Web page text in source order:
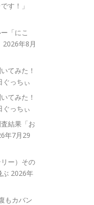
す！」
「にこ
2026年8月
てみた！
ぐっちぃ
てみた！
ぐっちぃ
結果「お
年7月29
ー）その
2026年
もカバン